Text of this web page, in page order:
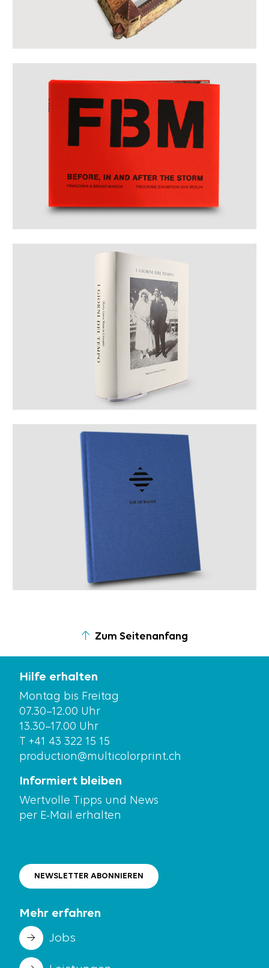
Mehr erfahren
Mehr erfahren
Zum Seitenanfang
Hilfe erhalten
Montag bis Freitag
07.30–12.00 Uhr
13.30–17.00 Uhr
T +41 43 322 15 15
production@multicolorprint.ch
Informiert bleiben
Wertvolle Tipps und News
per E-Mail erhalten
NEWSLETTER ABONNIEREN
Mehr erfahren
Jobs